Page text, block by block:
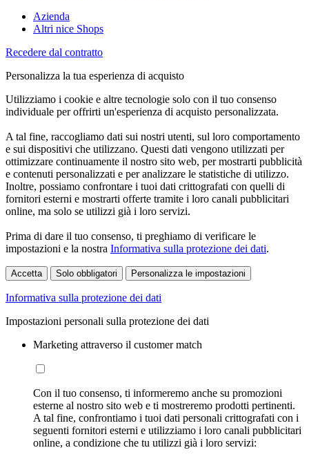
Azienda
Altri nice Shops
Recedere dal contratto
Personalizza la tua esperienza di acquisto
Utilizziamo i cookie e altre tecnologie solo con il tuo consenso
individuale per offrirti un'esperienza di acquisto personalizzata.
A tal fine, raccogliamo dati sui nostri utenti, sul loro comportamento
e sui dispositivi che utilizzano. Questi dati vengono utilizzati per
ottimizzare continuamente il nostro sito web, per mostrarti pubblicità
e contenuti personalizzati e per analizzare le statistiche di utilizzo.
Inoltre, possiamo confrontare i tuoi dati crittografati con quelli di
fornitori esterni e mostrarti offerte tramite i loro canali pubblicitari
online, ma solo se utilizzi già i loro servizi.
Prima di dare il tuo consenso, ti preghiamo di verificare le
impostazioni e la nostra Informativa sulla protezione dei dati.
Accetta Solo obbligatori Personalizza le impostazioni
Informativa sulla protezione dei dati
Impostazioni personali sulla protezione dei dati
Marketing attraverso il customer match
Con il tuo consenso, ti informeremo anche su promozioni
esterne al nostro sito web e ti mostreremo prodotti pertinenti.
A tal fine, confrontiamo i tuoi dati personali crittografati con i
seguenti fornitori esterni e utilizziamo i loro canali pubblicitari
online, a condizione che tu utilizzi già i loro servizi: